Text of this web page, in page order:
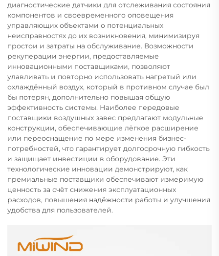
диагностические датчики для отслеживания состояния
компонентов и своевременного оповещения
управляющих объектами о потенциальных
неисправностях до их возникновения, минимизируя
простои и затраты на обслуживание. Возможности
рекуперации энергии, предоставляемые
инновационными поставщиками, позволяют
улавливать и повторно использовать нагретый или
охлаждённый воздух, который в противном случае был
бы потерян, дополнительно повышая общую
эффективность системы. Наиболее передовые
поставщики воздушных завес предлагают модульные
конструкции, обеспечивающие лёгкое расширение
или переоснащение по мере изменения бизнес-
потребностей, что гарантирует долгосрочную гибкость
и защищает инвестиции в оборудование. Эти
технологические инновации демонстрируют, как
премиальные поставщики обеспечивают измеримую
ценность за счёт снижения эксплуатационных
расходов, повышения надёжности работы и улучшения
удобства для пользователей.